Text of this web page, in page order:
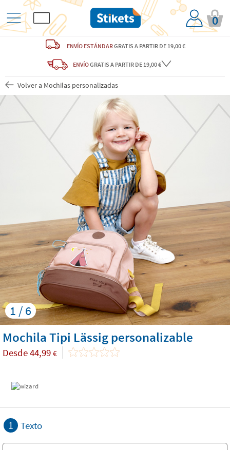
0
ENVÍO ESTÁNDARGRATIS A PARTIR DE 19,00 €
ENVÍOGRATIS A PARTIR DE 19,00 €
Volver a Mochilas personalizadas
1 / 6
Mochila Tipi Lässig personalizable
Desde44,99 €
1 Texto